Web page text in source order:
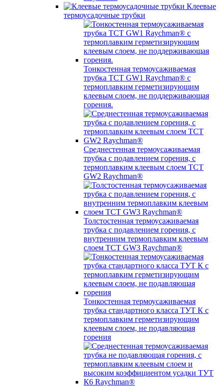
Клеевые
термоусадочные трубки
Тонкостенная термоусаживаемая
трубка TCT GW1 Raychman® с
термоплавким герметизирующим
клеевым слоем, не поддерживающая
горения.
Среднестенная термоусаживаемая
трубка c подавлением горения, с
термоплавким клеевым слоем TCT
GW2 Raychman®
Толстостенная термоусаживаемая
трубка c подавлением горения, с
внутренним термоплавким клеевым
слоем TCT GW3 Raychman®
Тонкостенная термоусаживаемая
трубка стандартного класса ТУТ К с
термоплавким герметизирующим
клеевым слоем, не подавляющая
горения